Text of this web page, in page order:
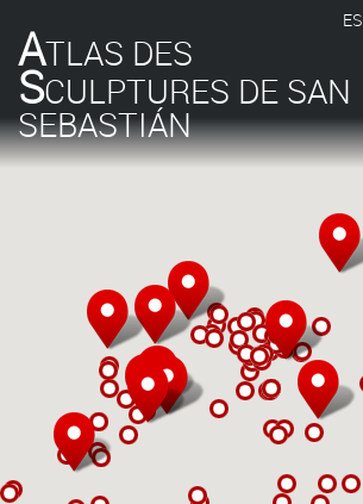
ATLAS DES
SCULPTURES DE SAN
SEBASTIÁN
ES